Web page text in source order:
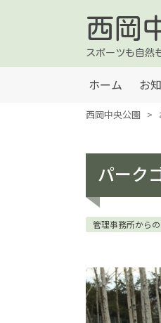
西岡
スポーツも自然
ホーム お
西岡中央公園 >
パーク
管理事務所から